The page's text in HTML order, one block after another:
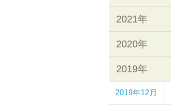
2021年
2020年
2019年
2019年12月